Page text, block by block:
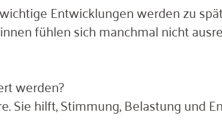
Entwicklungen werden zu
fühlen sich manchmal nicht
werden?
Sie hilft, Stimmung, Belastung und